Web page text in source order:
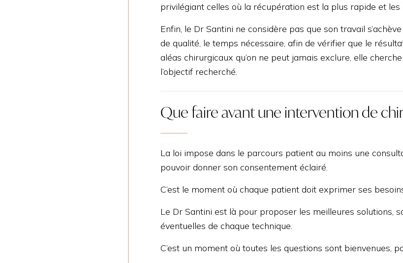
privilégiant celles où la récupération est la plus rapide et
Enfin, le Dr Santini ne considère pas que son travail
de qualité, le temps nécessaire, afin de vérifier que le
aléas chirurgicaux qu’on ne peut jamais exclure, elle
l’objectif recherché.
Que faire avant une intervention de
La loi impose dans le parcours patient au moins une
pouvoir donner son consentement éclairé.
C’est le moment où chaque patient doit exprimer ses
Le Dr Santini est là pour proposer les meilleures solutions,
éventuelles de chaque technique.
C’est un moment où toutes les questions sont bienvenues,